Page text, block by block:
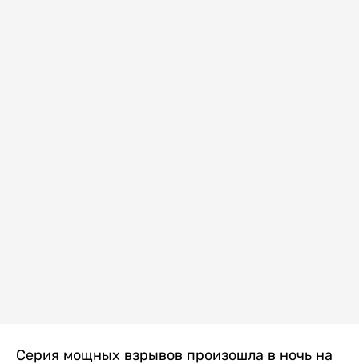
Серия мощных взрывов произошла в ночь на